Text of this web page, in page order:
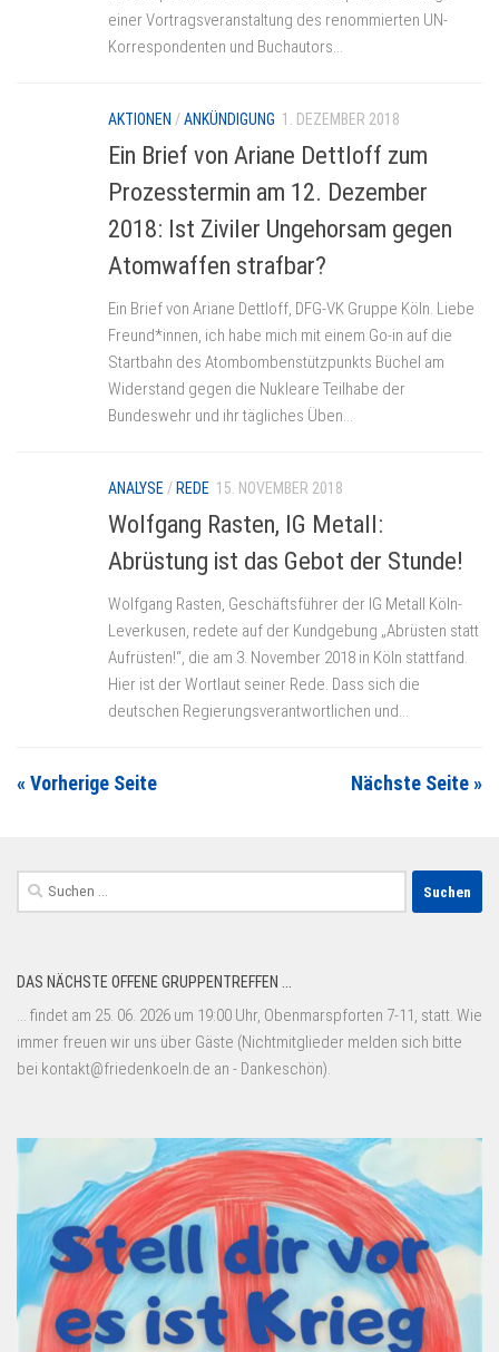
einer Vortragsveranstaltung des renommierten UN-
Korrespondenten und Buchautors...
AKTIONEN /ANKÜNDIGUNG 1. DEZEMBER 2018
Ein Brief von Ariane Dettloff zum
Prozesstermin am 12. Dezember
2018: Ist Ziviler Ungehorsam gegen
Atomwaffen strafbar?
Ein Brief von Ariane Dettloff, DFG-VK Gruppe Köln. Liebe
Freund*innen, ich habe mich mit einem Go-in auf die
Startbahn des Atombombenstützpunkts Büchel am
Widerstand gegen die Nukleare Teilhabe der
Bundeswehr und ihr tägliches Üben...
ANALYSE / REDE 15. NOVEMBER 2018
Wolfgang Rasten, IG Metall:
Abrüstung ist das Gebot der Stunde!
Wolfgang Rasten, Geschäftsführer der IG Metall Köln-
Leverkusen, redete auf der Kundgebung „Abrüsten statt
Aufrüsten!“, die am 3. November 2018 in Köln stattfand.
Hier ist der Wortlaut seiner Rede. Dass sich die
deutschen Regierungsverantwortlichen und...
« Vorherige Seite Nächste Seite »
Suchen
nach:
DAS NÄCHSTE OFFENE GRUPPENTREFFEN ...
... findet am 25. 06. 2026 um 19:00 Uhr, Obenmarspforten 7-11, statt. Wie
immer freuen wir uns über Gäste (Nichtmitglieder melden sich bitte
bei kontakt@friedenkoeln.de an - Dankeschön).